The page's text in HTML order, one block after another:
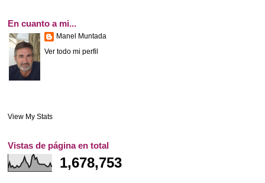
En cuanto a mi...
Manel Muntada
Ver todo mi perfil
View My Stats
Vistas de página en total
1,678,753